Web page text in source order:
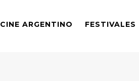
CINE ARGENTINO FESTIVALES